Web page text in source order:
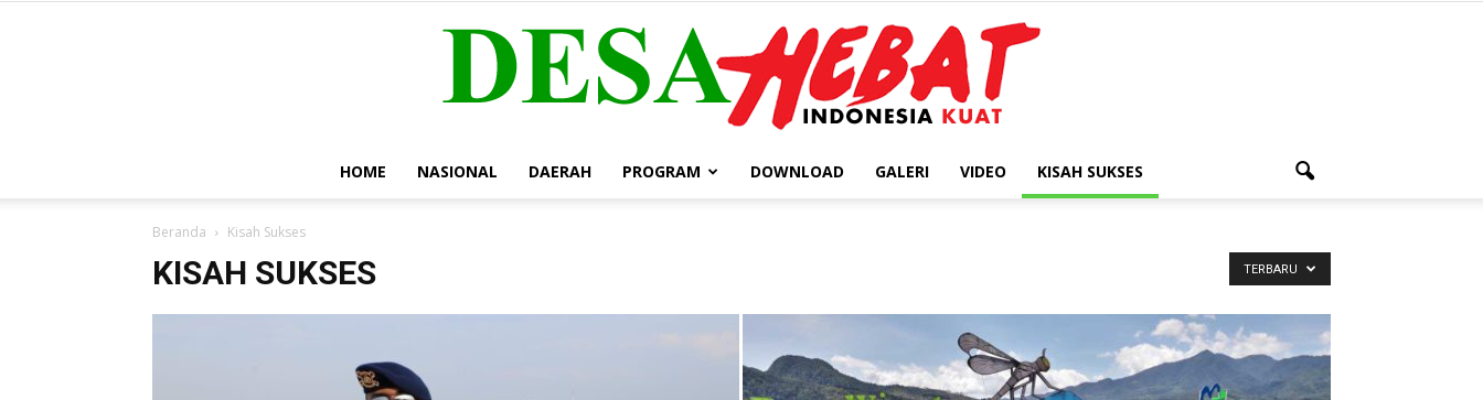
HOME NASIONAL DAERAH PROGRAM DOWNLOAD GALERI VIDEO KISAH SUKSES
Beranda Kisah Sukses
KISAH SUKSES TERBARU